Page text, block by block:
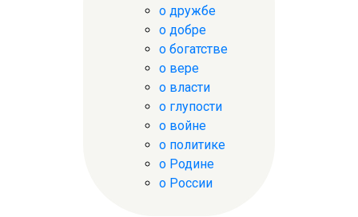
о дружбе
о добре
о богатстве
о вере
о власти
о глупости
о войне
о политике
о Родине
о России